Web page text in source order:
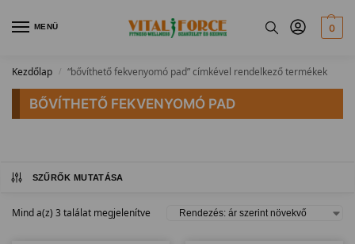
MENÜ 0
Kezdőlap / “bővíthető fekvenyomó pad” címkével rendelkező termékek
BŐVÍTHETŐ FEKVENYOMÓ PAD
SZŰRŐK MUTATÁSA
Mind a(z) 3 találat megjelenítve